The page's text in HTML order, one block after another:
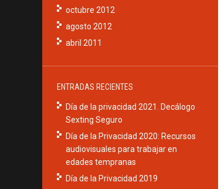
octubre 2012
agosto 2012
abril 2011
ENTRADAS RECIENTES
Día de la privacidad 2021. Decálogo
Sexting Seguro
Día de la Privacidad 2020: Recursos
audiovisuales para trabajar en
edades tempranas
Día de la Privacidad 2019